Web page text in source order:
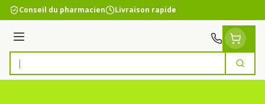
Aller au contenu
Conseil du pharmacien Livraison rapide
Menu
Rechercher